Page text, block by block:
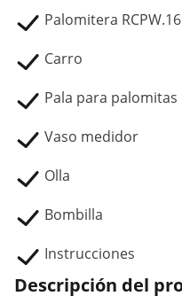
Palomitera
Carro
Pala para palomitas
Vaso medidor
Olla
Bombilla
Instrucciones
Descripción del